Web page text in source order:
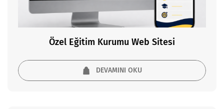
Özel Eğitim Kurumu Web Sitesi
DEVAMINI OKU